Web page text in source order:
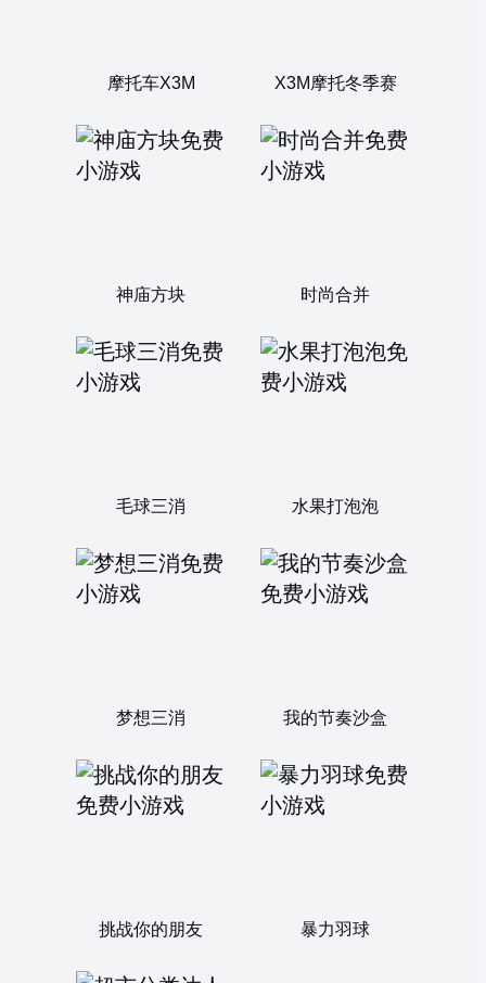
摩托车X3M X3M摩托冬季赛
神庙方块 时尚合并
毛球三消 水果打泡泡
梦想三消 我的节奏沙盒
挑战你的朋友 暴力羽球